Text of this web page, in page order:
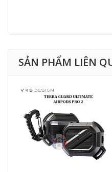
SẢN PHẨM LIÊN